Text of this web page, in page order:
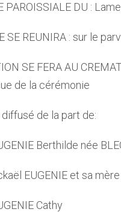
PAROISSIALE DU :
SE REUNIRA : sur le
SE FERA AU
de la cérémonie
de la part de:
Berthilde née
EUGENIE et sa mère
Cathy